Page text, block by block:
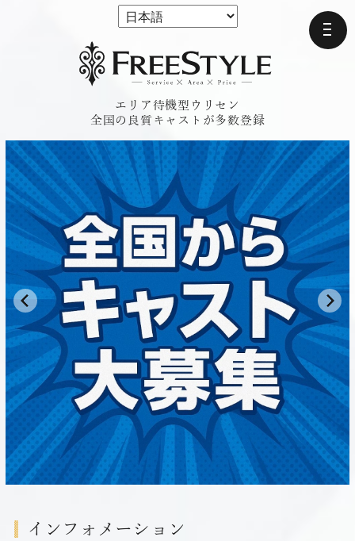
エリア待機型ウリセン
全国の良質キャストが多数登録
インフォメーション